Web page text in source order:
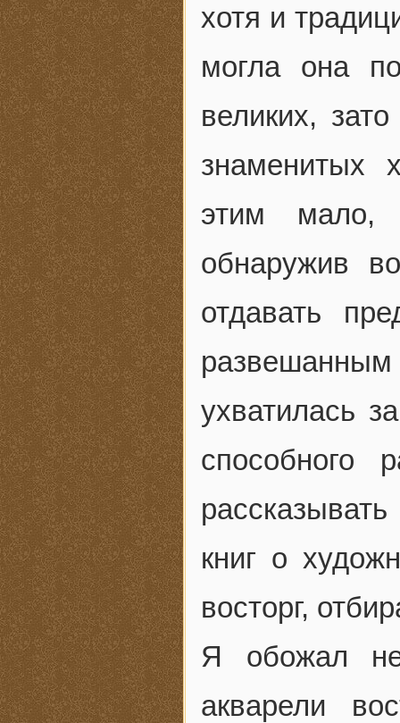
хотя и
могла она
великих,
знаменитых
этим мало,
обнаружив
отдавать
ухватилась
способного
книг о
восторг,
Я обожал
акварели